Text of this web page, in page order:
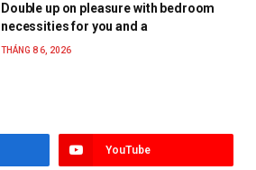
Double up on pleasure with bedroom
necessities for you and a
THÁNG 8 6, 2026
YouTube